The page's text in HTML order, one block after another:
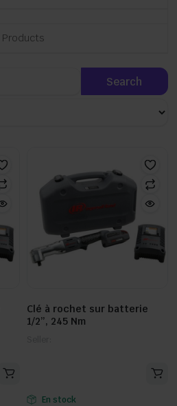
Products
Clé à rochet sur batterie
1/2”, 245 Nm
En stock